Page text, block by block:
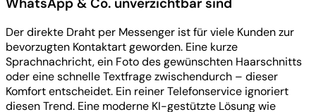
Der direkte Draht per Messenger ist für viele Kunden zur
bevorzugten Kontaktart geworden. Eine kurze
Sprachnachricht, ein Foto des gewünschten Haarschnitts
oder eine schnelle Textfrage zwischendurch – dieser
Komfort entscheidet. Ein reiner Telefonservice ignoriert
diesen Trend. Eine moderne KI-gestützte Lösung wie